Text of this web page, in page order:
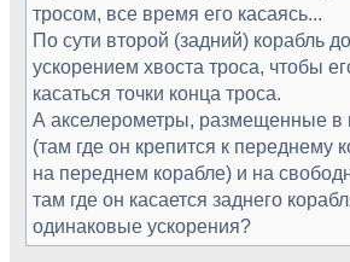
тросом, все время его касаясь...
По сути второй (задний) корабль
ускорением хвоста троса, чтобы
касаться точки конца троса.
А акселерометры, размещенные в
(там где он крепится к переднему
на переднем корабле) и на
там где он касается заднего
одинаковые ускорения?